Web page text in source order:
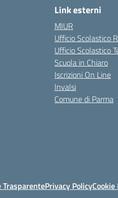
Link esterni
MIUR
Ufficio Scolastico
Ufficio Scolastico
Scuola in Chiaro
Iscrizioni On Line
Invalsi
Comune di Parma
Privacy PolicyCookie